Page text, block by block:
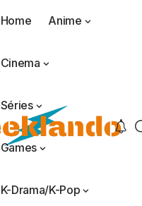
Home Anime
Cinema
Séries
Games
K-Drama/K-Pop